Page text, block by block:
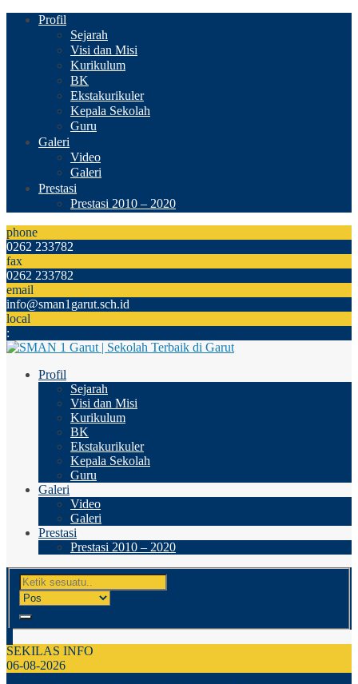
Profil
Sejarah
Visi dan Misi
Kurikulum
BK
Ekstakurikuler
Kepala Sekolah
Guru
Galeri
Video
Galeri
Prestasi
Prestasi 2010 – 2020
phone
0262 233782
fax
0262 233782
email
info@sman1garut.sch.id
local
:
Profil
Sejarah
Visi dan Misi
Kurikulum
BK
Ekstakurikuler
Kepala Sekolah
Guru
Galeri
Video
Galeri
Prestasi
Prestasi 2010 – 2020
SEKILAS INFO
06-08-2026